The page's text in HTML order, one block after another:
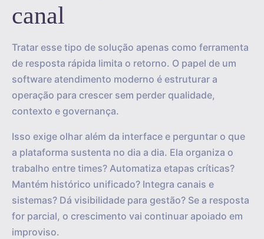
canal
Tratar esse tipo de solução apenas como ferramenta
de resposta rápida limita o retorno. O papel de um
software atendimento moderno é estruturar a
operação para crescer sem perder qualidade,
contexto e governança.
Isso exige olhar além da interface e perguntar o que
a plataforma sustenta no dia a dia. Ela organiza o
trabalho entre times? Automatiza etapas críticas?
Mantém histórico unificado? Integra canais e
sistemas? Dá visibilidade para gestão? Se a resposta
for parcial, o crescimento vai continuar apoiado em
improviso.